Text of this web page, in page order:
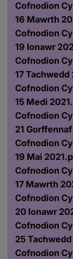
Cofnodion
16 Mawrth
Cofnodion
19 Ionawr
Cofnodion
17
Cofnodion
15 Medi
Cofnodion
21
Cofnodion
19 Mai
Cofnodion
17 Mawrth
Cofnodion
20 Ionawr
Cofnodion
25
Cofnodion